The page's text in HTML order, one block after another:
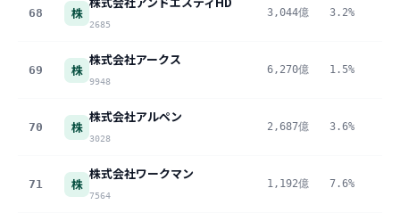
68 株
2685
3,044億 3.2%
69 株
株式会社アークス
9948
6,270億 1.5%
70 株
株式会社アルペン
3028
2,687億 3.6%
71 株
株式会社ワークマン
7564
1,192億 7.6%